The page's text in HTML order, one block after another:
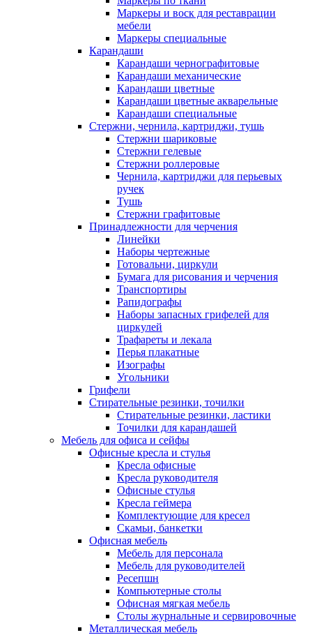
Маркеры и воск для реставрации
мебели
Маркеры специальные
Карандаши
Карандаши чернографитовые
Карандаши механические
Карандаши цветные
Карандаши цветные акварельные
Карандаши специальные
Стержни, чернила, картриджи, тушь
Стержни шариковые
Стержни гелевые
Стержни роллеровые
Чернила, картриджи для перьевых
ручек
Тушь
Стержни графитовые
Принадлежности для черчения
Линейки
Наборы чертежные
Готовальни, циркули
Бумага для рисования и черчения
Транспортиры
Рапидографы
Наборы запасных грифелей для
циркулей
Трафареты и лекала
Перья плакатные
Изографы
Угольники
Грифели
Стирательные резинки, точилки
Стирательные резинки, ластики
Точилки для карандашей
Мебель для офиса и сейфы
Офисные кресла и стулья
Кресла офисные
Кресла руководителя
Офисные стулья
Кресла геймера
Комплектующие для кресел
Скамьи, банкетки
Офисная мебель
Мебель для персонала
Мебель для руководителей
Ресепшн
Компьютерные столы
Офисная мягкая мебель
Столы журнальные и сервировочные
Металлическая мебель